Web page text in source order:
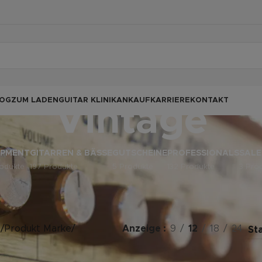
ZUM LADEN GUITAR KLINIKANKAUF KARRIERE KONTAKT
Vintage
GITARREN & BÄSSE
197 Produkte
GUTSCHEINE PROFESSIONALS
132 Produkte
/Produkt Marke/
Anzeige 9 12 18 24